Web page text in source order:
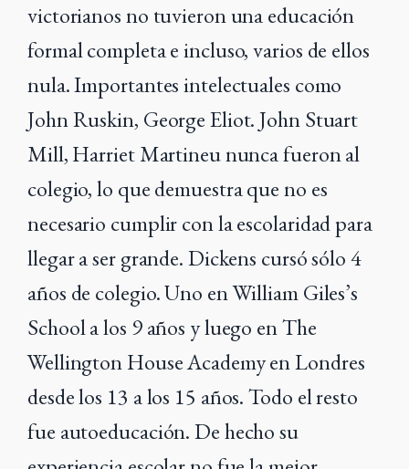
victorianos no tuvieron una educación
formal completa e incluso, varios de ellos
nula. Importantes intelectuales como
John Ruskin, George Eliot. John Stuart
Mill, Harriet Martineu nunca fueron al
colegio, lo que demuestra que no es
necesario cumplir con la escolaridad para
llegar a ser grande. Dickens cursó sólo 4
años de colegio. Uno en William Giles’s
School a los 9 años y luego en The
Wellington House Academy en Londres
desde los 13 a los 15 años. Todo el resto
fue autoeducación. De hecho su